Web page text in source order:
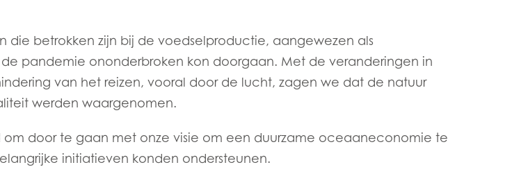
Mowi Spain
Mowi Turkey
Mowi USA
betrokken zijn bij de voedselproductie, aangewezen als
pandemie ononderbroken kon doorgaan. Met de veranderingen in
van het reizen, vooral door de lucht, zagen we dat de natuur
werden waargenomen.
door te gaan met onze visie om een duurzame oceaaneconomie te
initiatieven konden ondersteunen.